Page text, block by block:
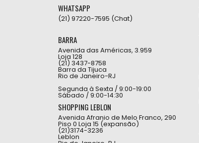
WHATSAPP
(21) 97220-7595 (Chat)
BARRA
Avenida das Américas, 3.959
Loja 128
(21) 3437-8758
Barra da Tijuca
Rio de Janeiro-RJ
Segunda à Sexta / 9:00-19:00
Sábado / 9:00-14:30
SHOPPING LEBLON
Avenida Afranio de Melo Franco, 290
Piso 0 Loja 15 (expansão)
(21)3174-3236
Leblon